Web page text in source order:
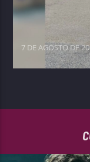
7 DE AGOSTO DE